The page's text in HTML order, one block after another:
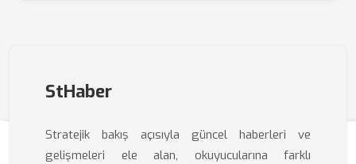
StHaber
Stratejik bakış açısıyla güncel haberleri ve
gelişmeleri ele alan, okuyucularına farklı